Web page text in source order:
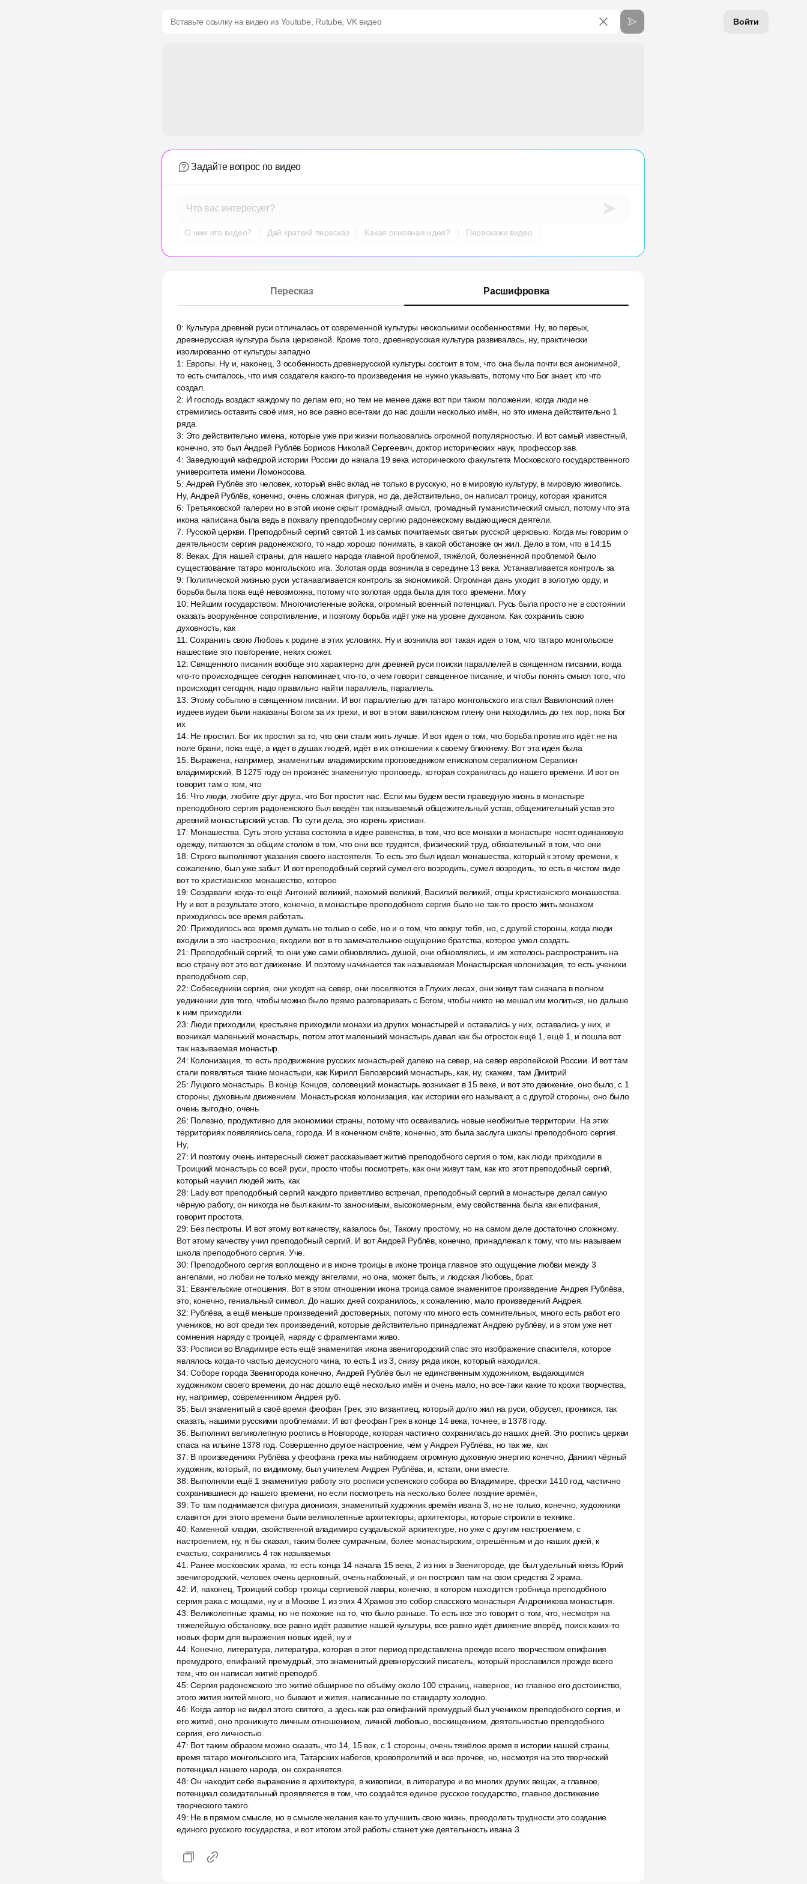
Войти
Вставьте ссылку на видео из Youtube, Rutube, VK видео
Задайте вопрос по видео
Что вас интересует?
О чем это видео? Дай краткий пересказ Какая основная идея? Перескажи видео
Пересказ Расшифровка
0: Культура древней руси отличалась от современной культуры несколькими особенностями. Ну, во первых,
древнерусская культура была церковной. Кроме того, древнерусская культура развивалась, ну, практически
изолированно от культуры западно
1 : Европы. Ну и, наконец, 3 особенность древнерусской культуры состоит в том, что она была почти вся анонимной,
то есть считалось, что имя создателя какого-то произведения не нужно указывать, потому что Бог знает, кто что
создал.
2: И господь воздаст каждому по делам его, но тем не менее даже вот при таком положении, когда люди не
стремились оставить своё имя, но все равно все-таки до нас дошли несколько имён, но это имена действительно 1
ряда.
3: Это действительно имена, которые уже при жизни пользовались огромной популярностью. И вот самый известный,
конечно, это был Андрей Рублёв Борисов Николай Сергеевич, доктор исторических наук, профессор зав.
4: Заведующий кафедрой истории России до начала 19 века исторического факультета Московского государственного
университета имени Ломоносова.
5: Андрей Рублёв это человек, который внёс вклад не только в русскую, но в мировую культуру, в мировую живопись.
Ну, Андрей Рублёв, конечно, очень сложная фигура, но да, действительно, он написал троицу, которая хранится
6: Третьяковской галереи но в этой иконе скрыт громадный смысл, громадный гуманистический смысл, потому что эта
икона написана была ведь в похвалу преподобному сергию радонежскому выдающиеся деятели.
7: Русской церкви. Преподобный сергий святой 1 из самых почитаемых святых русской церковью. Когда мы говорим о
деятельности сергия радонежского, то надо хорошо понимать, в какой обстановке он жил. Дело в том, что в 14:15
8: Веках. Для нашей страны, для нашего народа главной проблемой, тяжёлой, болезненной проблемой было
существование татаро монгольского ига. Золотая орда возникла в середине 13 века. Устанавливается контроль за
9: Политической жизнью руси устанавливается контроль за экономикой. Огромная дань уходит в золотую орду, и
борьба была пока ещё невозможна, потому что золотая орда была для того времени. Могу
10: Нейшим государством. Многочисленные войска, огромный военный потенциал. Русь была просто не в состоянии
оказать вооружённое сопротивление, и поэтому борьба идёт уже на уровне духовном. Как сохранить свою
духовность, как
11 :Сохранить свою Любовь к родине в этих условиях. Ну и возникла вот такая идея о том, что татаро монгольское
нашествие это повторение, неких сюжет.
12:Священного писания вообще это характерно для древней руси поиски параллелей в священном писании, когда
что-то происходящее сегодня напоминает, что-то, о чем говорит священное писание, и чтобы понять смысл того, что
происходит сегодня, надо правильно найти параллель, параллель.
13: Этому событию в священном писании. И вот параллелью для татаро монгольского ига стал Вавилонский плен
иудеев иудеи были наказаны Богом за их грехи, и вот в этом вавилонском плену они находились до тех пор, пока Бог
их
14: Не простил. Бог их простил за то, что они стали жить лучше. И вот идея о том, что борьба против иго идёт не на
поле брани, пока ещё, а идёт в душах людей, идёт в их отношении к своему ближнему. Вот эта идея была
15: Выражена, например, знаменитым владимирским проповедником епископом серапионом Серапион
владимирский. В 1275 году он произнёс знаменитую проповедь, которая сохранилась до нашего времени. И вот он
говорит там о том, что
16: Что люди, любите друг друга, что Бог простит нас. Если мы будем вести праведную жизнь в монастыре
преподобного сергия радонежского был введён так называемый общежительный устав, общежительный устав это
древний монастырский устав. По сути дела, это корень христиан.
17: Монашества. Суть этого устава состояла в идее равенства, в том, что все монахи в монастыре носят одинаковую
одежду, питаются за общим столом в том, что они все трудятся, физический труд, обязательный в том, что они
18:Строго выполняют указания своего настоятеля. То есть это был идеал монашества, который к этому времени, к
сожалению, был уже забыт. И вот преподобный сергий сумел его возродить, сумел возродить, то есть в чистом виде
вот то христианское монашество, которое
19:Создавали когда-то ещё Антоний великий, пахомий великий, Василий великий, отцы христианского монашества.
Ну и вот в результате этого, конечно, в монастыре преподобного сергия было не так-то просто жить монахом
приходилось все время работать.
20: Приходилось все время думать не только о себе, но и о том, что вокруг тебя, но, с другой стороны, когда люди
входили в это настроение, входили вот в то замечательное ощущение братства, которое умел создать.
21 : Преподобный сергий, то они уже сами обновлялись душой, они обновлялись, и им хотелось распространить на
всю страну вот это вот движение. И поэтому начинается так называемая Монастырская колонизация, то есть ученики
преподобного сер,
22:Собеседники сергия, они уходят на север, они поселяются в Глухих лесах, они живут там сначала в полном
уединении для того, чтобы можно было прямо разговаривать с Богом, чтобы никто не мешал им молиться, но дальше
к ним приходили.
23:Люди приходили, крестьяне приходили монахи из других монастырей и оставались у них, оставались у них, и
возникал маленький монастырь, потом этот маленький монастырь давал как бы отросток ещё 1, ещё 1, и пошла вот
так называемая монастыр.
24: Колонизация, то есть продвижение русских монастырей далеко на север, на север европейской России. И вот там
стали появляться такие монастыри, как Кирилл Белозерский монастырь, как, ну, скажем, там Дмитрий
25:Луцкого монастырь. В конце Концов, соловецкий монастырь возникает в 15 веке, и вот это движение, оно было, с 1
стороны, духовным движением. Монастырская колонизация, как историки его называют, а с другой стороны, оно было
очень выгодно, очень
26: Полезно, продуктивно для экономики страны, потому что осваивались новые необжитые территории. На этих
территориях появлялись села, города. И в конечном счёте, конечно, это была заслуга школы преподобного сергия.
Ну,
27: И поэтому очень интересный сюжет рассказывает житиё преподобного сергия о том, как люди приходили в
Троицкий монастырь со всей руси, просто чтобы посмотреть, как они живут там, как кто этот преподобный сергий,
который научил людей жить, как
28: Lady вот преподобный сергий каждого приветливо встречал, преподобный сергий в монастыре делал самую
чёрную работу, он никогда не был каким-то заносчивым, высокомерным, ему свойственна была как епифания,
говорит простота.
29: Без пестроты. И вот этому вот качеству, казалось бы, Такому простому, но на самом деле достаточно сложному.
Вот этому качеству учил преподобный сергий. И вот Андрей Рублёв, конечно, принадлежал к тому, что мы называем
школа преподобного сергия. Уче.
30: Преподобного сергия воплощено и в иконе троицы в иконе троица главное это ощущение любви между 3
ангелами, но любви не только между ангелами, но она, может быть, и людская Любовь, брат.
31 : Евангельские отношения. Вот в этом отношении икона троица самое знаменитое произведение Андрея Рублёва,
это, конечно, гениальный символ. До наших дней сохранилось, к сожалению, мало произведений Андрея.
32: Рублёва, а ещё меньше произведений достоверных, потому что много есть сомнительных, много есть работ его
учеников, но вот среди тех произведений, которые действительно принадлежат Андрею рублёву, и в этом уже нет
сомнения наряду с троицей, наряду с фрагментами живо.
33: Росписи во Владимире есть ещё знаменитая икона звенигородский спас это изображение спасителя, которое
являлось когда-то частью деисусного чина, то есть 1 из 3, снизу ряда икон, который находился.
34:Соборе города Звенигорода конечно, Андрей Рублёв был не единственным художником, выдающимся
художником своего времени, до нас дошло ещё несколько имён и очень мало, но все-таки какие то крохи творчества,
ну, например, современником Андрея руб.
35: Был знаменитый в своё время феофан Грек, это византиец, который долго жил на руси, обрусел, проникся, так
сказать, нашими русскими проблемами. И вот феофан Грек в конце 14 века, точнее, в 1378 году.
36: Выполнил великолепную роспись в Новгороде, которая частично сохранилась до наших дней. Это роспись церкви
спаса на ильине 1378 год. Совершенно другое настроение, чем у Андрея Рублёва, но так же, как
37: В произведениях Рублёва у феофана грека мы наблюдаем огромную духовную энергию конечно, Даниил чёрный
художник, который, по видимому, был учителем Андрея Рублёва, и, кстати, они вместе.
38: Выполняли ещё 1 знаменитую работу это росписи успенского собора во Владимире, фрески 1410 год, частично
сохранившиеся до нашего времени, но если посмотреть на несколько более поздние времён,
39:То там поднимается фигура дионисия, знаменитый художник времён ивана 3, но не только, конечно, художники
славятся для этого времени были великолепные архитекторы, архитекторы, которые строили в технике.
40: Каменной кладки, свойственной владимиро суздальской архитектуре, но уже с другим настроением, с
настроением, ну, я бы сказал, таким более сумрачным, более монастырским, отрешённым и до наших дней, к
счастью, сохранились 4 так называемых
41 : Ранее московских храма, то есть конца 14 начала 15 века, 2 из них в Звенигороде, где был удельный князь Юрий
звенигородский, человек очень церковный, очень набожный, и он построил там на свои средства 2 храма.
42: И, наконец, Троицкий собор троицы сергиевой лавры, конечно, в котором находится гробница преподобного
сергия рака с мощами, ну и в Москве 1 из этих 4 Храмов это собор спасского монастыря Андроникова монастыря.
43: Великолепные храмы, но не похожие на то, что было раньше. То есть все это говорит о том, что, несмотря на
тяжелейшую обстановку, все равно идёт развитие нашей культуры, все равно идёт движение вперёд, поиск каких-то
новых форм для выражения новых идей, ну и
44: Конечно, литература, литература, которая в этот период представлена прежде всего творчеством епифания
премудрого, епифаний премудрый, это знаменитый древнерусский писатель, который прославился прежде всего
тем, что он написал житиё преподоб.
45:Сергия радонежского это житиё обширное по объёму около 100 страниц, наверное, но главное его достоинство,
этого жития житей много, но бывают и жития, написанные по стандарту холодно.
46: Когда автор не видел этого святого, а здесь как раз епифаний премудрый был учеником преподобного сергия, и
его житиё, оно проникнуто личным отношением, личной любовью, восхищением, деятельностью преподобного
сергия, его личностью.
47: Вот таким образом можно сказать, что 14, 15 век, с 1 стороны, очень тяжёлое время в истории нашей страны,
время татаро монгольского ига, Татарских набегов, кровопролитий и все прочее, но, несмотря на это творческий
потенциал нашего народа, он сохраняется.
48:Он находит себе выражение в архитектуре, в живописи, в литературе и во многих других вещах, а главное,
потенциал созидательный проявляется в том, что создаётся единое русское государство, главное достижение
творческого такого.
49: Не в прямом смысле, но в смысле желания как-то улучшить свою жизнь, преодолеть трудности это создание
единого русского государства, и вот итогом этой работы станет уже деятельность ивана 3.